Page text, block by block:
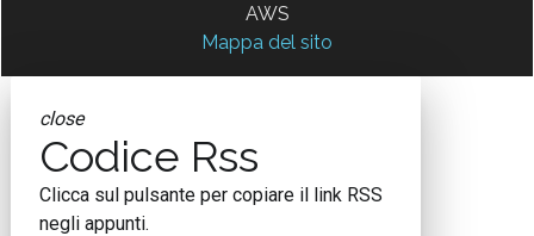
AWS
Mappa del sito
close
Codice Rss
Clicca sul pulsante per copiare il link RSS
negli appunti.